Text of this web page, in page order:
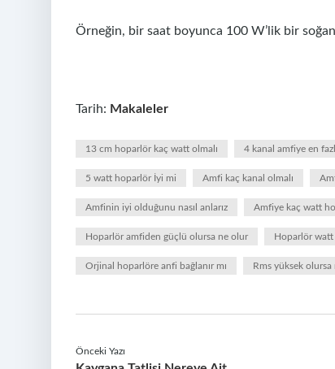
Örneğin, bir saat boyunca 100 W’lik bir soğan
Tarih: Makaleler
13 cm hoparlör kaç watt olmalı 4 kanal amfiye en
5 watt hoparlör İyi mi Amfi kaç kanal olmalı
Amfinin iyi olduğunu nasıl anlarız Amfiye kaç watt
Hoparlör amfiden güçlü olursa ne olur Hoparlör watt
Orjinal hoparlöre anfi bağlanır mı Rms yüksek olursa
Önceki Yazı